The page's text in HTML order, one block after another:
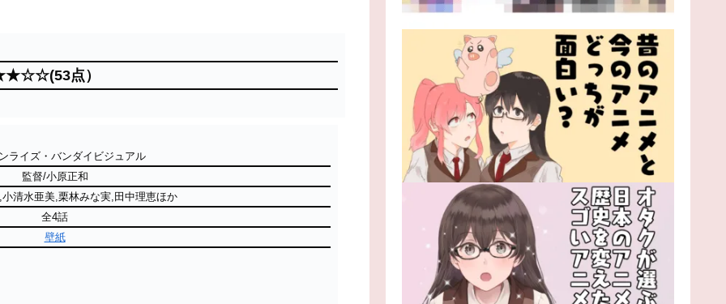
点）
ライズ・バンダイビジュアル
監督/小原正和
清水亜美,栗林みな実,田中理恵ほか
全4話
壁紙